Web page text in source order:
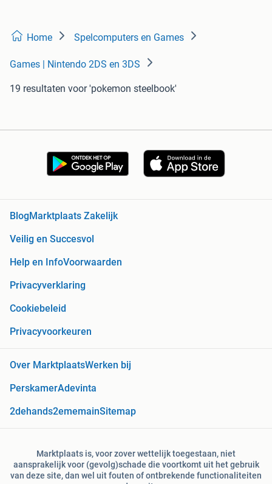
Home Spelcomputers en Games
Games | Nintendo 2DS en 3DS
19 resultaten voor 'pokemon steelbook'
BlogMarktplaats Zakelijk
Veilig en Succesvol
Help en InfoVoorwaarden
Privacyverklaring
Cookiebeleid
Privacyvoorkeuren
Over MarktplaatsWerken bij
PerskamerAdevinta
2dehands2ememainSitemap
Marktplaats is, voor zover wettelijk toegestaan, niet
aansprakelijk voor (gevolg)schade die voortkomt uit het gebruik
van deze site, dan wel uit fouten of ontbrekende functionaliteiten